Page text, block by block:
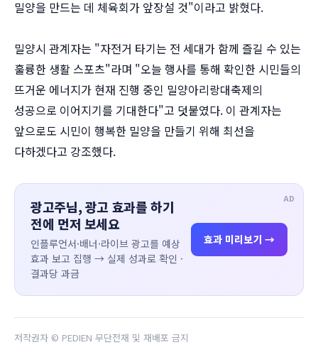
밀양을 만드는 데 체육회가 앞장설 것"이라고 밝혔다.
밀양시 관계자는 "자전거 타기는 전 세대가 함께 즐길 수 있는
훌륭한 생활 스포츠"라며 "오늘 행사를 통해 확인한 시민들의
뜨거운 에너지가 현재 진행 중인 밀양아리랑대축제의
성공으로 이어지기를 기대한다"고 덧붙였다. 이 관계자는
앞으로도 시민이 행복한 밀양을 만들기 위해 최선을
다하겠다고 강조했다.
AD
광고주님, 광고 효과를 하기
전에 먼저 보세요
인플루언서·배너·라이브 광고를 예상
효과 보고 집행 → 실제 성과로 확인 ·
결과당 과금
효과 미리보기 →
저작권자 © PEDIEN 무단전재 및 재배포 금지